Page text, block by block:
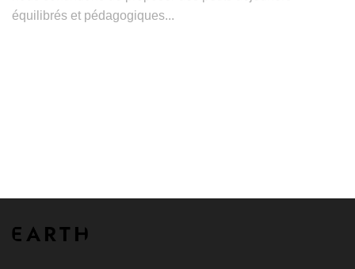
équilibrés et pédagogiques...